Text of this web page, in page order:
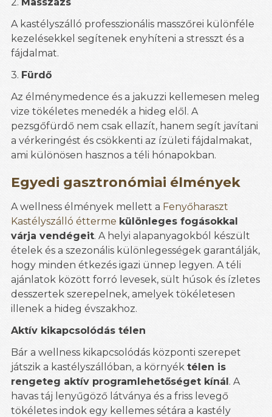
A kastélyszálló professzionális masszőrei különféle
kezelésekkel segítenek enyhíteni a stresszt és a
fájdalmat.
3. Fürdő
Az élménymedence és a jakuzzi kellemesen meleg
vize tökéletes menedék a hideg elől. A
pezsgőfürdő nem csak ellazít, hanem segít javítani
a vérkeringést és csökkenti az ízületi fájdalmakat,
ami különösen hasznos a téli hónapokban.
Egyedi gasztronómiai élmények
A wellness élmények mellett a Fenyőharaszt
Kastélyszálló étterme különleges fogásokkal
várja vendégeit. A helyi alapanyagokból készült
ételek és a szezonális különlegességek garantálják,
hogy minden étkezés igazi ünnep legyen. A téli
ajánlatok között forró levesek, sült húsok és ízletes
desszertek szerepelnek, amelyek tökéletesen
illenek a hideg évszakhoz.
Aktív kikapcsolódás télen
Bár a wellness kikapcsolódás központi szerepet
játszik a kastélyszállóban, a környék télen is
rengeteg aktív programlehetőséget kínál. A
havas táj lenyűgöző látványa és a friss levegő
tökéletes indok egy kellemes sétára a kastély